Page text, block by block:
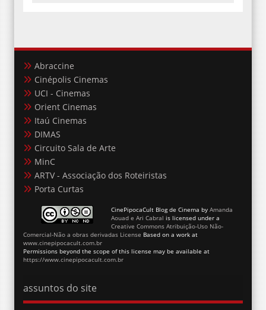
Abraccine
Cinépolis Cinemas
UCI - Cinemas
Orient Cinemas
Itaú Cinemas
DIMAS
Circuito Sala de Arte
MinC
ARTV - Associação dos Roteiristas
Porta Curtas
CinePipocaCult Blog de Cinema by Amanda
Aouad e Ari Cabral is licensed under a
Creative Commons Atribuição-Uso Não-
Comercial-Não a obras derivadas License Based on a work at
www.cinepipocacult.com.br
Permissions beyond the scope of this license may be available at
https://www.cinepipocacult.com.br
assuntos do site